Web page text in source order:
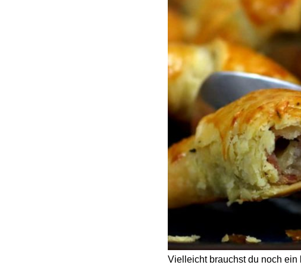
Vielleicht brauchst du noch ein